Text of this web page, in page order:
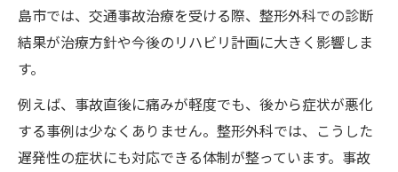
島市では、交通事故治療を受ける際、整形外科での診断
結果が治療方針や今後のリハビリ計画に大きく影響しま
す。
例えば、事故直後に痛みが軽度でも、後から症状が悪化
する事例は少なくありません。整形外科では、こうした
遅発性の症状にも対応できる体制が整っています。事故